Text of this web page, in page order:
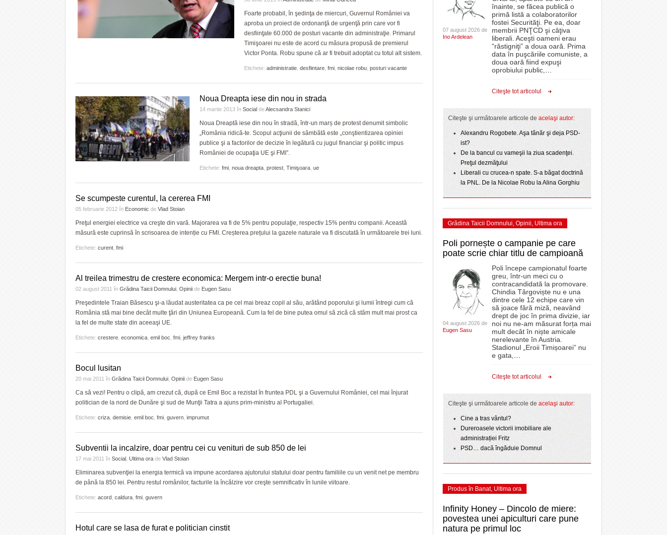
arhitectural din oraș
Timișoara are de luni șase noi cetățeni de
onoare/FOTO - 3 August 2026
View all
şi Ecaterina Andronescu
Sorin Şipoş nu le dă nicio speranţă PSD-iştilor:
“Nu veți câștiga niciodată Timișoara. Nici în
2028, nici în 3028, când Dominic Fritz sigur nu
va mai fi primar - acum 2 zile
View all
Politehnica Timișoara începe Superliga în
deplasare. Când sunt programate derby-urile
pentru play-off
- 4 August 2026
Sezonul marilor speranțe! Politehnica atacă
elita cu un meci tare, în care o nou-promovată
va evolua în fața unei echipe ce a pierdut
- 3 August 2026
ZIARISTU’ DE
TERASĂ
CU OIŞTEA-N
KIERKEGAARD
CLIPURI VIDEO
JOCURI ONLINE
Filmul „Ultimul ingredient”, o poveste a
Banatului în competiția internațională Food Film
Menu/VIDEO- 5 August 2026
Aflați secretele Timișoarei în cadrul unui nou tur
gratuit organizat de Asociația Turism Alternativ-
View all
proiectelor derulate de instituție din fonduri
europene/FOTO
ANAF oferă persoanelor fizice posibilitatea să
beneficieze de Declarația Unică 212
precompletată- 25 November 2025
CLIPURI VIDEO
JOCURI ONLINE
DIVERSE
FARMACII DIN
TIMIŞOARA
HARTA TIMIŞOAREI
LICEE, ŞCOLI ŞI
SFATUL MEDICULUI
Foarte probabil, în şedinţa de miercuri, Guvernul României va
aproba un proiect de ordonanţă de urgenţă prin care vor fi
desfiinţate 60.000 de posturi vacante din administraţie. Primarul
Timişoarei nu este de acord cu măsura propusă de premierul
Victor Ponta. Robu spune că ar fi trebuit adoptat cu totul alt sistem.
Etichete: administratie desfiintare fmi nicolae robu posturi vacante
Noua Dreapta iese din nou in strada
14 martie 2013 în Social deAlecsandra Stanici
Noua Dreaptă iese din nou în stradă, într-un marș de protest denumit simbolic
„România ridică-te. Scopul acţiunii de sâmbătă este „conştientizarea opiniei
publice şi a factorilor de decizie în legătură cu jugul financiar şi politic impus
României de ocupaţia UE şi FMI”.
Etichete: fmi noua dreapta protest Timişoara ue
Se scumpeste curentul, la cererea FMI
05 februarie 2012 în Economic de Vlad Stoian
Preţul energiei electrice va creşte din vară. Majorarea va fi de 5% pentru populaţie, respectiv 15% pentru companii. Această
măsură este cuprinsă în scrisoarea de intenție cu FMI. Creșterea prețului la gazele naturale va fi discutată în următoarele trei luni.
Etichete: curent fmi
Al treilea trimestru de crestere economica: Mergem intr-o erectie buna!
02 august 2011 în Grădina Taicii Domnului Opinii de Eugen Sasu
Preşedintele Traian Băsescu şi-a lăudat austeritatea ca pe cel mai breaz copil al său, arătând poporului şi lumii întregi cum că
România stă mai bine decât multe ţări din Uniunea Europeană. Cum la fel de bine putea omul să zică că stăm mult mai prost ca
la fel de multe state din aceeaşi UE.
Etichete: crestere economica emil boc fmi jeffrey franks
Bocul lusitan
20 mai 2011 în Grădina Taicii Domnului Opinii de Eugen Sasu
Ca să vezi! Pentru o clipă, am crezut că, după ce Emil Boc a rezistat în fruntea PDL şi a Guvernului României, cel mai înjurat
politician de la nord de Dunăre şi sud de Munţii Tatra a ajuns prim-ministru al Portugaliei.
Etichete: criza demisie emil boc fmi guvern imprumut
Subventii la incalzire, doar pentru cei cu venituri de sub 850 de lei
17 mai 2011 în Social Ultima ora de Vlad Stoian
Eliminarea subvenţiei la energia termică va impune acordarea ajutorului statului doar pentru familiile cu un venit net pe membru
de până la 850 lei. Pentru restul românilor, facturile la încălzire vor creşte semnificativ în lunile viitoare.
Etichete: acord caldura fmi guvern
Hotul care se lasa de furat e politician cinstit
07 august 2026 de
Ino Ardelean
înainte, se făcea publică o
primă listă a colaboratorilor
fostei Securităţi. Pe ea, doar
membrii PNŢCD şi câţiva
liberali. Aceşti oameni erau
“răstigniţi” a doua oară. Prima
data în puşcăriile comuniste, a
doua oară fiind expuşi
oprobiului public,
Citeşte tot articolul
Citeşte şi următoarele articole de acelaşi autor:
Alexandru Rogobete. Aşa tânăr şi deja PSD-
ist?
De la bancul cu vameşii la ziua scadenţei.
Preţul dezmăţului
Liberali cu crucea-n spate. S-a băgat doctrină
la PNL. De la Nicolae Robu la Alina Gorghiu
Grădina Taicii Domnului, Opinii, Ultima ora
Poli pornește o campanie pe care
poate scrie chiar titlu de campioană
04 august 2026 de
Eugen Sasu
Poli începe campionatul foarte
greu, într-un meci cu o
contracandidată la promovare.
Chindia Târgoviște nu e una
dintre cele 12 echipe care vin
să joace fără miză, neavând
drept de joc în prima divizie, iar
noi nu ne-am măsurat forța mai
mult decât în niște amicale
nerelevante în Austria.
Stadionul „Eroii Timișoarei” nu
e gata,
Citeşte tot articolul
Citeşte şi următoarele articole de acelaşi autor:
Cine a tras vântul?
Dureroasele victorii imobiliare ale
administrației Fritz
PSD… dacă îngăduie Domnul
Produs în Banat, Ultima ora
Infinity Honey – Dincolo de miere:
povestea unei apiculturi care pune
natura pe primul loc